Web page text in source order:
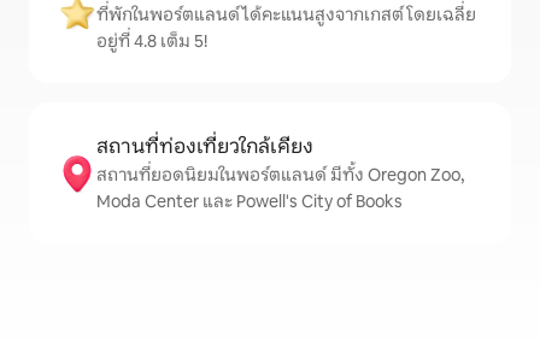
ที่พักในพอร์ตแลนด์ได้คะแนนสูงจากเกสต์ โดยเฉลี่ย
อยู่ที่ 4.8 เต็ม 5!
สถานที่ท่องเที่ยวใกล้เคียง
สถานที่ยอดนิยมในพอร์ตแลนด์ มีทั้ง Oregon Zoo,
Moda Center และ Powell's City of Books